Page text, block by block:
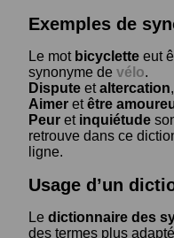
Exemples de
Le mot bicyclette eut
synonyme de vélo.
Dispute etaltercation
Aimer etêtre
Peur et inquiétude
retrouve dans ce
ligne.
Usage d’un
Le dictionnaire des
des termes plus